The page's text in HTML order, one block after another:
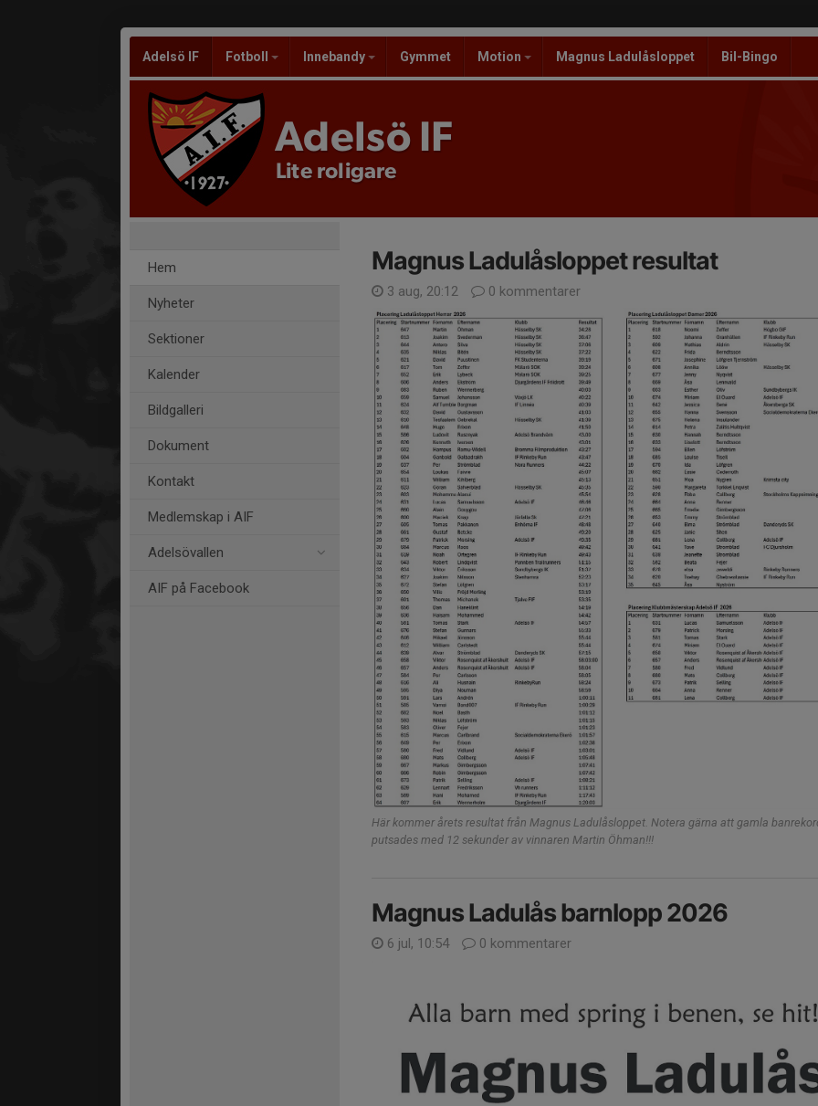
Adelsö IF Fotboll Innebandy Gymmet Motion Magnus Ladulåsloppet Bil-Bingo
Adelsö IF
Lite roligare
Hem
Nyheter
Sektioner
Kalender
Bildgalleri
Dokument
Kontakt
Medlemskap i AIF
Adelsövallen
AIF på Facebook
Magnus Ladulåsloppet resultat
3 aug, 20:12 0 kommentarer
Här kommer årets resultat från Magnus Ladulåsloppet. Notera gärna att gamla
putsades med 12 sekunder av vinnaren Martin Öhman!!!
Magnus Ladulås barnlopp 2026
6 jul, 10:54 0 kommentarer